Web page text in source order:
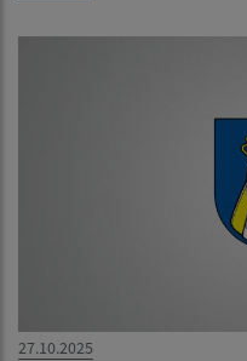
27.10.2025